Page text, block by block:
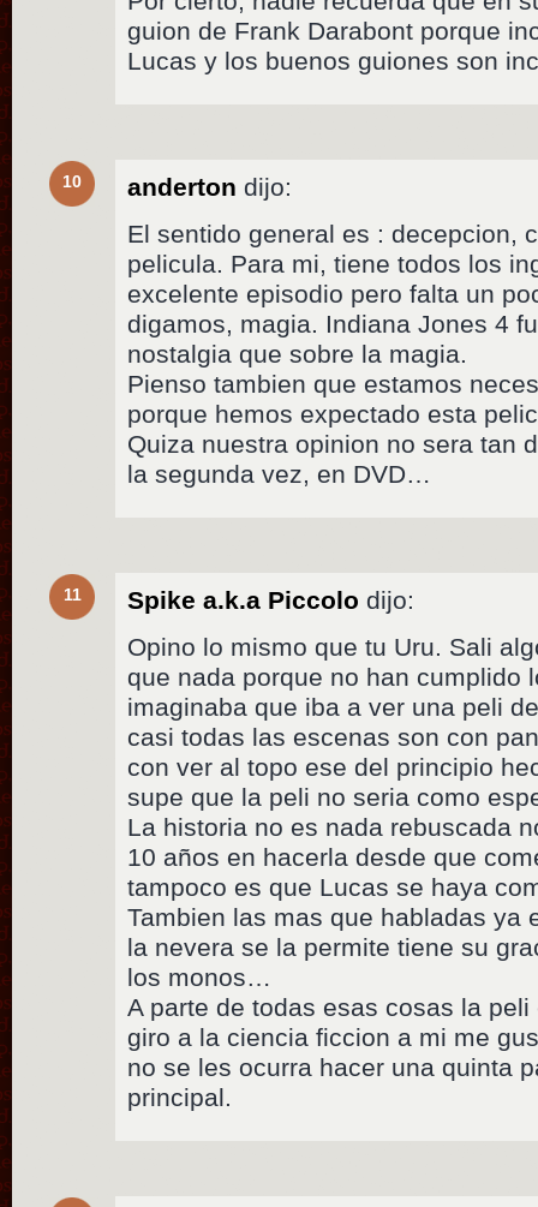
guion de Frank Darabont porque
Lucas y los buenos guiones son
10 anderton dijo:
El sentido general es : decepcion,
pelicula. Para mi, tiene todos los
excelente episodio pero falta un
digamos, magia. Indiana Jones 4
nostalgia que sobre la magia.
Pienso tambien que estamos
porque hemos expectado esta
Quiza nuestra opinion no sera tan
la segunda vez, en DVD…
11 Spike a.k.a Piccolo dijo:
Opino lo mismo que tu Uru. Sali
que nada porque no han cumplido
imaginaba que iba a ver una peli
casi todas las escenas son con
con ver al topo ese del principio
supe que la peli no seria como
La historia no es nada rebuscada
10 años en hacerla desde que
tampoco es que Lucas se haya
Tambien las mas que habladas ya
la nevera se la permite tiene su
los monos…
A parte de todas esas cosas la
giro a la ciencia ficcion a mi me
no se les ocurra hacer una quinta
principal.